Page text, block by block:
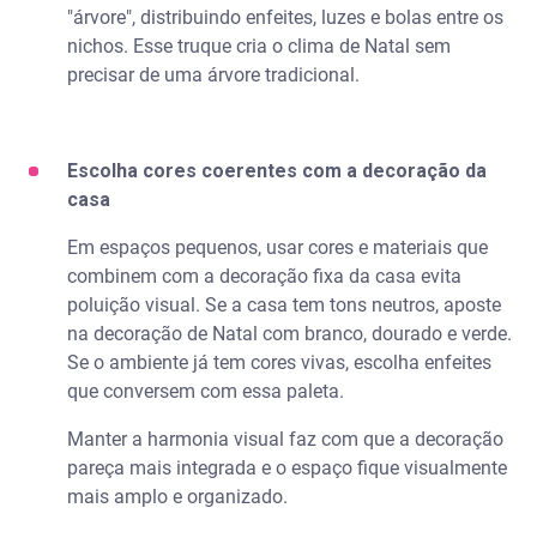
"árvore", distribuindo enfeites, luzes e bolas entre os
nichos. Esse truque cria o clima de Natal sem
precisar de uma árvore tradicional.
Escolha cores coerentes com a decoração da
casa
Em espaços pequenos, usar cores e materiais que
combinem com a decoração fixa da casa evita
poluição visual. Se a casa tem tons neutros, aposte
na decoração de Natal com branco, dourado e verde.
Se o ambiente já tem cores vivas, escolha enfeites
que conversem com essa paleta.
Manter a harmonia visual faz com que a decoração
pareça mais integrada e o espaço fique visualmente
mais amplo e organizado.